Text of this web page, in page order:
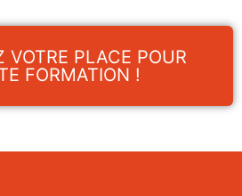
VOTRE PLACE POUR
FORMATION !